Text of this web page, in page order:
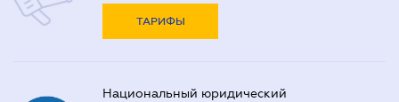
ТАРИФЫ
Национальный юридический